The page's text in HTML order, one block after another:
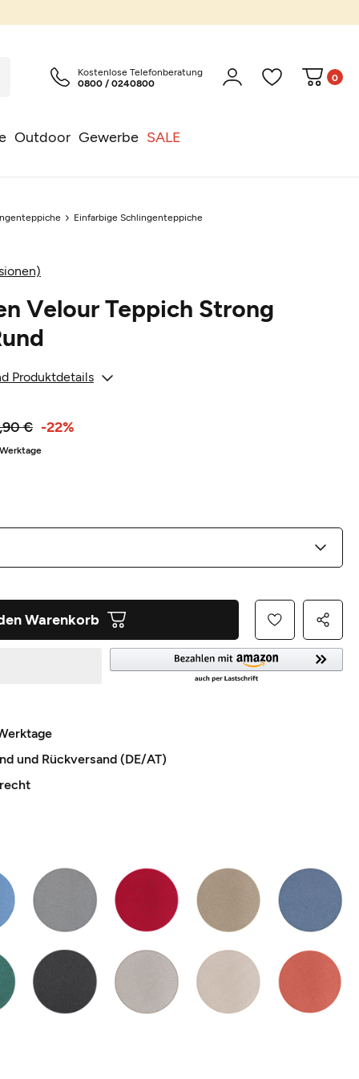
Outdoor Gewerbe SALE
Kostenlose Telefonberatung
0800 / 0240800
0
Einfarbige Schlingenteppiche
Velour Teppich Strong
Produktdetails
€ -22%
Warenkorb
und Rückversand (DE/AT)